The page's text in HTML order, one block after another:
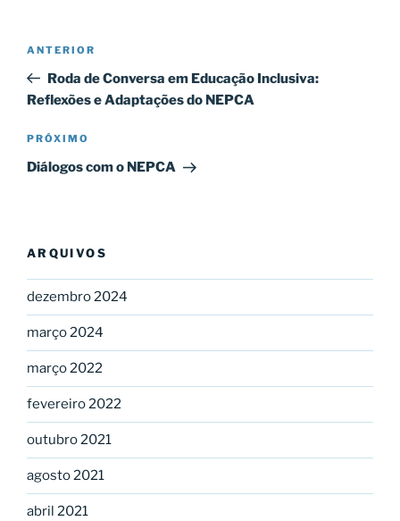
Post
Post
anterior
ANTERIOR
Roda de Conversa em Educação Inclusiva:
Reflexões e Adaptações do NEPCA
Próximo
post
PRÓXIMO
Diálogos com o NEPCA
ARQUIVOS
dezembro 2024
março 2024
março 2022
fevereiro 2022
outubro 2021
agosto 2021
abril 2021